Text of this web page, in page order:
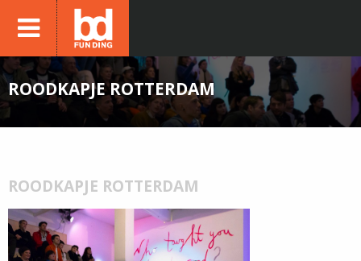
ROODKAPJE ROTTERDAM
ROODKAPJE ROTTERDAM